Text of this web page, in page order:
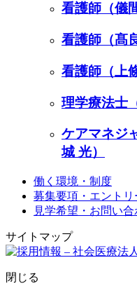
看護師（儀
看護師（髙
看護師（上
理学療法士
ケアマネジ
城 光）
働く環境・制度
募集要項・エントリ
見学希望・お問い合
サイトマップ
閉じる